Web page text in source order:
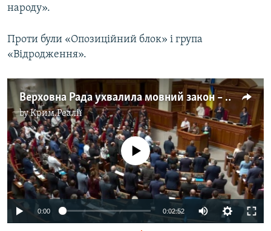
народу».
Проти були «Опозиційний блок» і група
«Відродження».
Верховна Рада ухвалила мовний закон – відео
byКрим.Реалії
No media source currently available
0:00 0:02:52